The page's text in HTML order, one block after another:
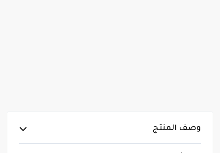
وصف المنتج